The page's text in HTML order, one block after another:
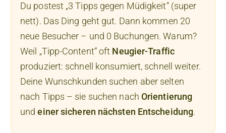
Du postest „3 Tipps gegen Müdigkeit“ (super
nett). Das Ding geht gut. Dann kommen 20
neue Besucher – und 0 Buchungen. Warum?
Weil „Tipp-Content“ oft Neugier-Traffic
produziert: schnell konsumiert, schnell weiter.
Deine Wunschkunden suchen aber selten
nach Tipps – sie suchen nach Orientierung
undeiner sicheren nächsten Entscheidung.